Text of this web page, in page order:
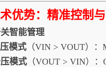
优势：精准控制
智能管理
模式 （VIN > VOUT）：
模式 （VOUT > VIN）